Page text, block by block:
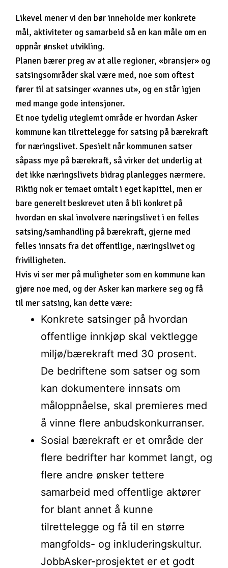
Likevel mener vi den bør inneholde mer konkrete
mål, aktiviteter og samarbeid så en kan måle om en
oppnår ønsket utvikling.
Planen bærer preg av at alle regioner, «bransjer» og
satsingsområder skal være med, noe som oftest
fører til at satsinger «vannes ut», og en står igjen
med mange gode intensjoner.
Et noe tydelig uteglemt område er hvordan Asker
kommune kan tilrettelegge for satsing på bærekraft
for næringslivet. Spesielt når kommunen satser
såpass mye på bærekraft, så virker det underlig at
det ikke næringslivets bidrag planlegges nærmere.
Riktig nok er temaet omtalt i eget kapittel, men er
bare generelt beskrevet uten å bli konkret på
hvordan en skal involvere næringslivet i en felles
satsing/samhandling på bærekraft, gjerne med
felles innsats fra det offentlige, næringslivet og
frivilligheten.
Hvis vi ser mer på muligheter som en kommune kan
gjøre noe med, og der Asker kan markere seg og få
til mer satsing, kan dette være:
Konkrete satsinger på hvordan
offentlige innkjøp skal vektlegge
miljø/bærekraft med 30 prosent.
De bedriftene som satser og som
kan dokumentere innsats om
måloppnåelse, skal premieres med
å vinne flere anbudskonkurranser.
Sosial bærekraft er et område der
flere bedrifter har kommet langt, og
flere andre ønsker tettere
samarbeid med offentlige aktører
for blant annet å kunne
tilrettelegge og få til en større
mangfolds- og inkluderingskultur.
JobbAsker-prosjektet er et godt